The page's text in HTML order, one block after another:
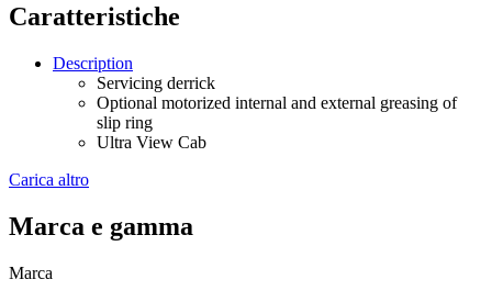
Caratteristiche
Description
Servicing derrick
Optional motorized internal and external greasing of
slip ring
Ultra View Cab
Carica altro
Marca e gamma
Marca